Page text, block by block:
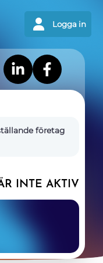
Logga in
företag
INTE AKTIV